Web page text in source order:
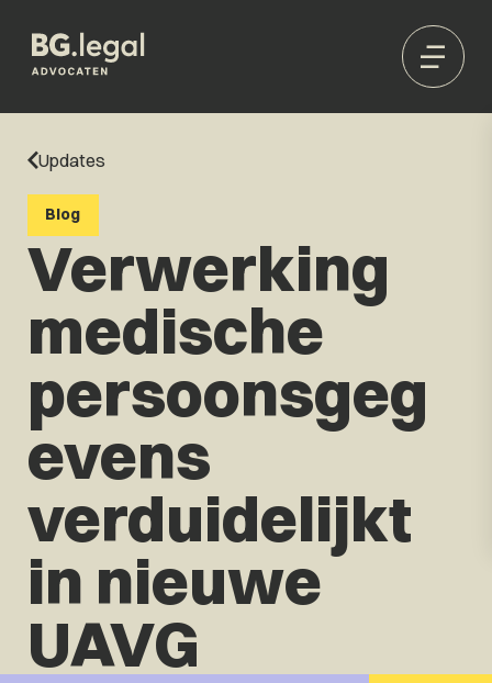
Updates
Blog
Verwerking
medische
persoonsgeg
evens
verduidelijkt
in nieuwe
UAVG